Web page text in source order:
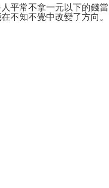
平常不拿一元以下的錢
不知不覺中改變了方向